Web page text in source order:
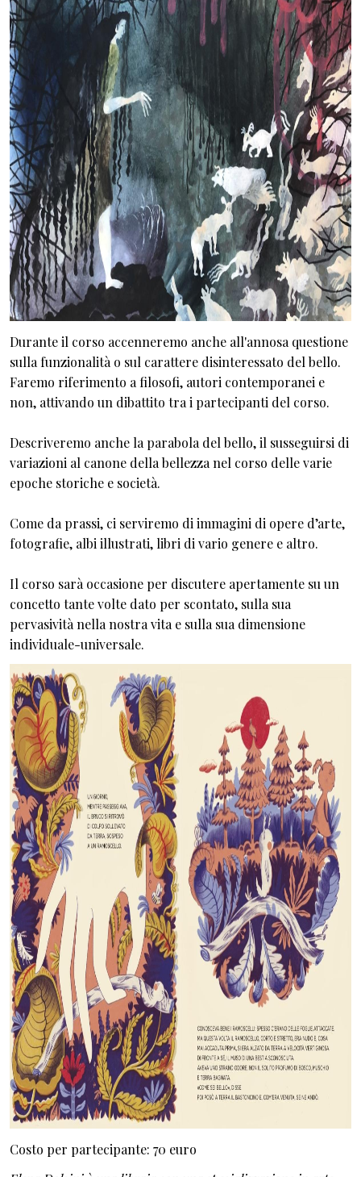
Durante il corso accenneremo anche all'annosa questione
sulla funzionalità o sul carattere disinteressato del bello.
Faremo riferimento a filosofi, autori contemporanei e
non, attivando un dibattito tra i partecipanti del corso.
Descriveremo anche la parabola del bello, il susseguirsi di
variazioni al canone della bellezza nel corso delle varie
epoche storiche e società.
Come da prassi, ci serviremo di immagini di opere d’arte,
fotografie, albi illustrati, libri di vario genere e altro.
Il corso sarà occasione per discutere apertamente su un
concetto tante volte dato per scontato, sulla sua
pervasività nella nostra vita e sulla sua dimensione
individuale-universale.
Costo per partecipante: 70 euro